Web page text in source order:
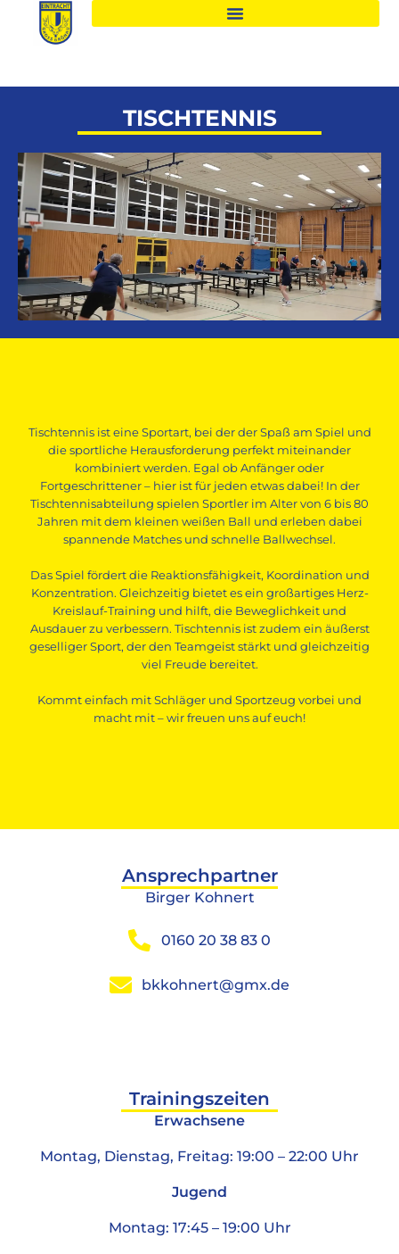
TISCHTENNIS
Tischtennis ist eine Sportart, bei der der Spaß am Spiel und
die sportliche Herausforderung perfekt miteinander
kombiniert werden. Egal ob Anfänger oder
Fortgeschrittener – hier ist für jeden etwas dabei! In der
Tischtennisabteilung spielen Sportler im Alter von 6 bis 80
Jahren mit dem kleinen weißen Ball und erleben dabei
spannende Matches und schnelle Ballwechsel.
Das Spiel fördert die Reaktionsfähigkeit, Koordination und
Konzentration. Gleichzeitig bietet es ein großartiges Herz-
Kreislauf-Training und hilft, die Beweglichkeit und
Ausdauer zu verbessern. Tischtennis ist zudem ein äußerst
geselliger Sport, der den Teamgeist stärkt und gleichzeitig
viel Freude bereitet.
Kommt einfach mit Schläger und Sportzeug vorbei und
macht mit – wir freuen uns auf euch!
Ansprechpartner
Birger Kohnert
0160 20 38 83 0
bkkohnert@gmx.de
Trainingszeiten
Erwachsene
Montag, Dienstag, Freitag: 19:00 – 22:00 Uhr
Jugend
Montag: 17:45 – 19:00 Uhr